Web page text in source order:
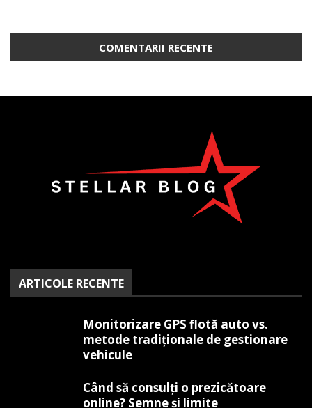
COMENTARII RECENTE
ARTICOLE RECENTE
Monitorizare GPS flotă auto vs.
metode tradiționale de gestionare
vehicule
Când să consulți o prezicătoare
online? Semne și limite